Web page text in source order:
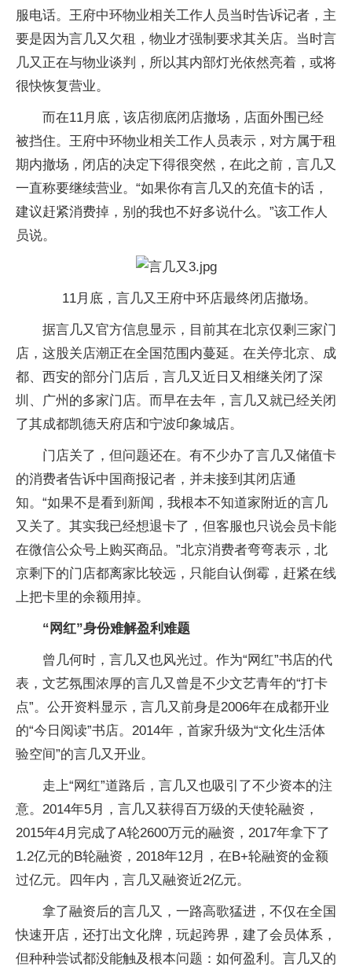
服电话。王府中环物业相关工作人员当时告诉记者，主
要是因为言几又欠租，物业才强制要求其关店。当时言
几又正在与物业谈判，所以其内部灯光依然亮着，或将
很快恢复营业。
而在11月底，该店彻底闭店撤场，店面外围已经
被挡住。王府中环物业相关工作人员表示，对方属于租
期内撤场，闭店的决定下得很突然，在此之前，言几又
一直称要继续营业。“如果你有言几又的充值卡的话，
建议赶紧消费掉，别的我也不好多说什么。”该工作人
员说。
11月底，言几又王府中环店最终闭店撤场。
据言几又官方信息显示，目前其在北京仅剩三家门
店，这股关店潮正在全国范围内蔓延。在关停北京、成
都、西安的部分门店后，言几又近日又相继关闭了深
圳、广州的多家门店。而早在去年，言几又就已经关闭
了其成都凯德天府店和宁波印象城店。
门店关了，但问题还在。有不少办了言几又储值卡
的消费者告诉中国商报记者，并未接到其闭店通
知。“如果不是看到新闻，我根本不知道家附近的言几
又关了。其实我已经想退卡了，但客服也只说会员卡能
在微信公众号上购买商品。”北京消费者弯弯表示，北
京剩下的门店都离家比较远，只能自认倒霉，赶紧在线
上把卡里的余额用掉。
“网红”身份难解盈利难题
曾几何时，言几又也风光过。作为“网红”书店的代
表，文艺氛围浓厚的言几又曾是不少文艺青年的“打卡
点”。公开资料显示，言几又前身是2006年在成都开业
的“今日阅读”书店。2014年，首家升级为“文化生活体
验空间”的言几又开业。
走上“网红”道路后，言几又也吸引了不少资本的注
意。2014年5月，言几又获得百万级的天使轮融资，
2015年4月完成了A轮2600万元的融资，2017年拿下了
1.2亿元的B轮融资，2018年12月，在B+轮融资的金额
过亿元。四年内，言几又融资近2亿元。
拿了融资后的言几又，一路高歌猛进，不仅在全国
快速开店，还打出文化牌，玩起跨界，建了会员体系，
但种种尝试都没能触及根本问题：如何盈利。言几又的